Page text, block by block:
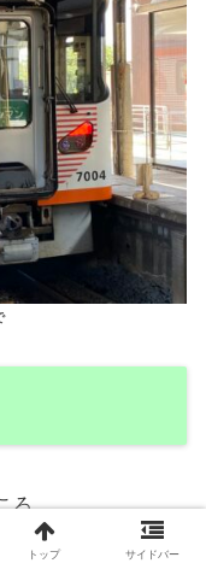
ろ。
トップ サイドバー